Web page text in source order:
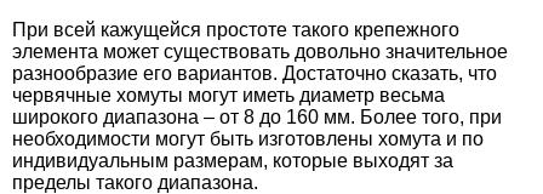
При всей кажущейся простоте такого крепежного
элемента может существовать довольно значительное
разнообразие его вариантов. Достаточно сказать, что
червячные хомуты могут иметь диаметр весьма
широкого диапазона – от 8 до 160 мм. Более того, при
необходимости могут быть изготовлены хомута и по
индивидуальным размерам, которые выходят за
пределы такого диапазона.